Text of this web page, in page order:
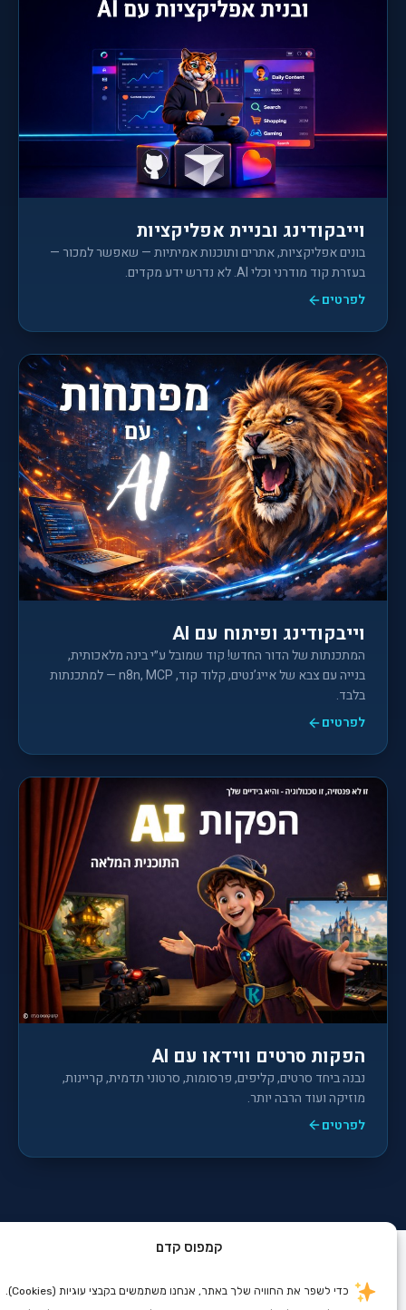
קמפוס קדם
כדי לשפר את החוויה שלך באתר, אנחנו משתמשים בקבצי עוגיות (Cookies).
וייבקודינג ובניית אפליקציות
בונים אפליקציות, אתרים ותוכנות אמיתיות — שאפשר למכור —
בעזרת קוד מודרני וכלי AI. לא נדרש ידע מקדים.
לפרטים
וייבקודינג ופיתוח עם AI
המתכנתות של הדור החדש! קוד שמובל ע״י בינה מלאכותית,
בנייה עם צבא של אייג’נטים, קלוד קוד, n8n, MCP — למתכנתות
בלבד.
לפרטים
הפקות סרטים ווידאו עם AI
נבנה ביחד סרטים, קליפים, פרסומות, סרטוני תדמית, קריינות,
מוזיקה ועוד הרבה יותר.
לפרטים